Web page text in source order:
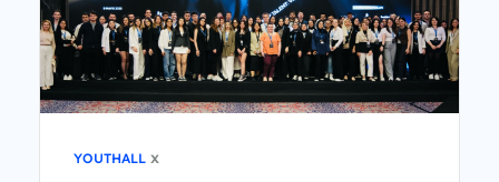
YOUTHALL x